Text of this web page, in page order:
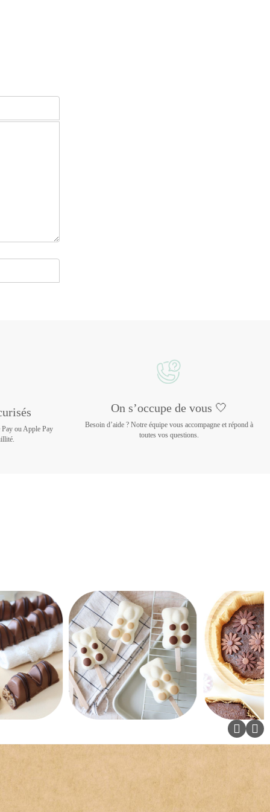
ou Apple Pay
On s’occupe de vous 🤍
Besoin d’aide ? Notre équipe vous accompagne et répond à
toutes vos questions.